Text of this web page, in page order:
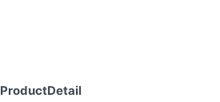
ProductDetail